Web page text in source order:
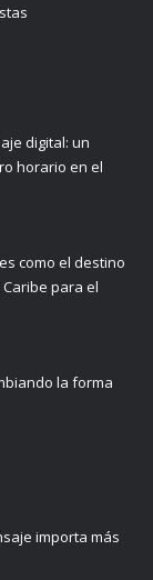
digital: un
horario en el
como el destino
para el
la forma
importa más